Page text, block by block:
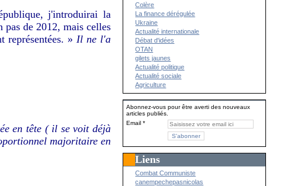
j'introduirai la
de 2012, mais celles
représentées. » Il ne l'a
en tête ( il se voit déjà
majoritaire en
Colère
La finance dérégulée
Ukraine
Actualité internationale
Débat d'idées
OTAN
gilets jaunes
Actualité politique
Actualité sociale
Agriculture
Abonnez-vous pour être averti des nouveaux
articles publiés.
Email
Liens
Combat Communiste
canempechepasnicolas